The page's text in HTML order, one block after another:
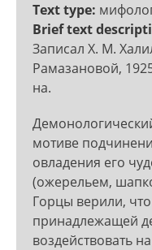
Text type
Brief text
Записал Х. М.
Рамазановой,
на.
мотиве
овладения его
(ожерельем,
Горцы верили,
принадлежащей
воздействовать